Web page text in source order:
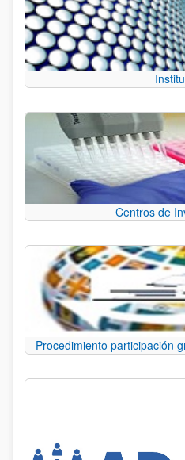
Centros de
Procedimiento participación